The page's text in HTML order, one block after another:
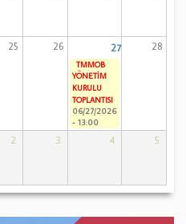
25 26 27 28
TMMOB
YÖNETİM
KURULU
TOPLANTISI
06/27/2026
- 13:00
2 3 4 5